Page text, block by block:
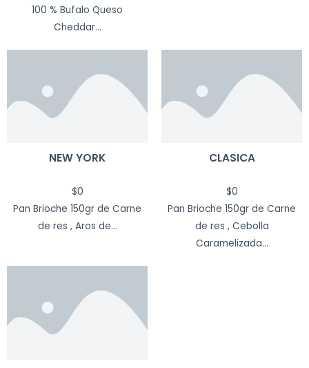
100 % Bufalo Queso
Cheddar...
NEW YORK
$0
Pan Brioche 150gr de Carne
de res , Aros de...
CLASICA
$0
Pan Brioche 150gr de Carne
de res , Cebolla
Caramelizada...